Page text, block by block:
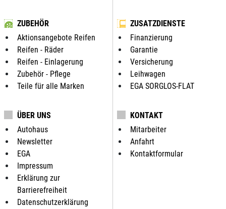
ZUBEHÖR
Aktionsangebote Reifen
Reifen - Räder
Reifen - Einlagerung
Zubehör - Pflege
Teile für alle Marken
ZUSATZDIENSTE
Finanzierung
Garantie
Versicherung
Leihwagen
EGA SORGLOS-FLAT
ÜBER UNS
Autohaus
Newsletter
EGA
Impressum
Erklärung zur
Barrierefreiheit
Datenschutzerklärung
KONTAKT
Mitarbeiter
Anfahrt
Kontaktformular